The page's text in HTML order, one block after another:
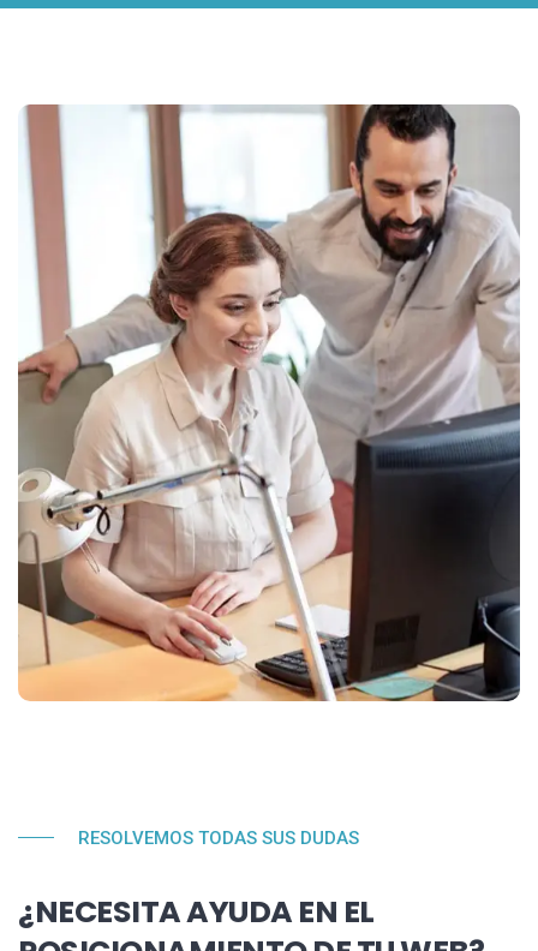
RESOLVEMOS TODAS SUS DUDAS
¿NECESITA AYUDA EN EL